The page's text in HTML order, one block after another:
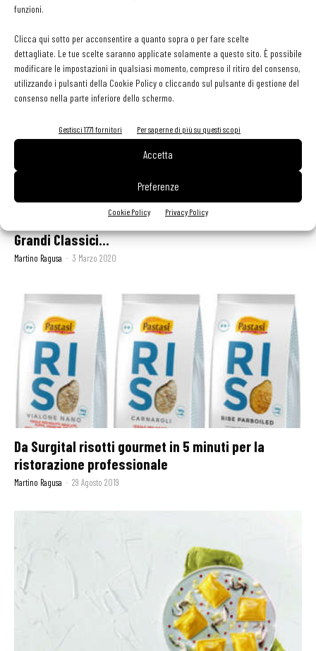
funzioni.
Clicca qui sotto per acconsentire a quanto sopra o per fare scelte
dettagliate. Le tue scelte saranno applicate solamente a questo sito. È possibile
modificare le impostazioni in qualsiasi momento, compreso il ritiro del consenso,
utilizzando i pulsanti della Cookie Policy o cliccando sul pulsante di gestione del
consenso nella parte inferiore dello schermo.
Gestisci 1771 fornitori Per saperne di più su questi scopi
Accetta
Preferenze
Cookie Policy Privacy Policy
spada e lime
Martino Ragusa 23 Luglio 2020
Da Surgital due linee di sughi pronti “Sugosi”: i
Grandi Classici...
Martino Ragusa - 3 Marzo 2020
Da Surgital risotti gourmet in 5 minuti per la
ristorazione professionale
Martino Ragusa - 29 Agosto 2019